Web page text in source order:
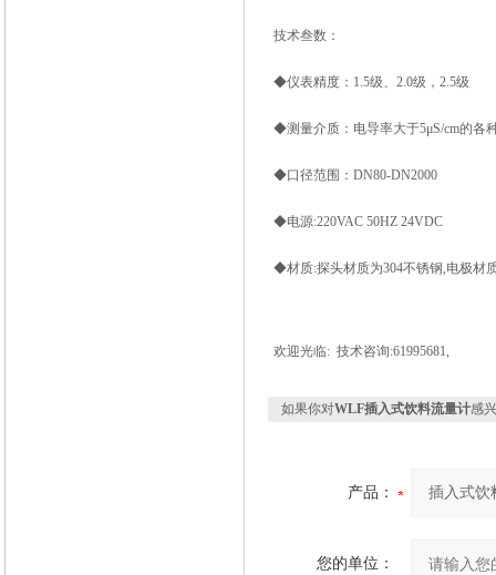
技术叁数：
◆仪表精度：1.5级、2.0级，2.5级
◆测量介质：电导率大于5μS/cm的各
◆口径范围：DN80-DN2000
◆电源:220VAC 50HZ 24VDC
◆材质:探头材质为304不锈钢,电极材
欢迎光临: 技术咨询:61995681,
如果你对WLF插入式饮料流量计感
产品：
您的单位：